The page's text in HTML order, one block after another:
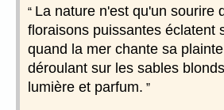
La nature n'est qu'un sourire
floraisons puissantes éclatent
quand la mer chante sa
déroulant sur les sables
lumière et parfum.